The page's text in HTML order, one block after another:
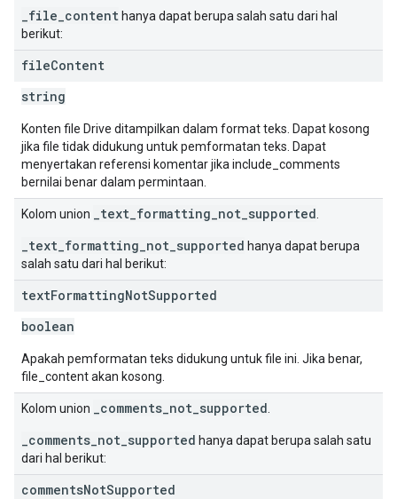
_file_content hanya dapat berupa salah satu dari hal
berikut:
fileContent
string
Konten file Drive ditampilkan dalam format teks. Dapat kosong
jika file tidak didukung untuk pemformatan teks. Dapat
menyertakan referensi komentar jika include_comments
bernilai benar dalam permintaan.
Kolom union _text_formatting_not_supported
_text_formatting_not_supported hanya dapat berupa
salah satu dari hal berikut:
textFormattingNotSupported
boolean
Apakah pemformatan teks didukung untuk file ini. Jika benar,
file_content akan kosong.
Kolom union _comments_not_supported
_comments_not_supported hanya dapat berupa salah satu
dari hal berikut:
commentsNotSupported